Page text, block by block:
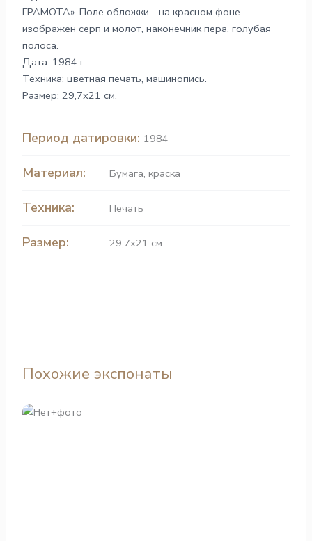
ГРАМОТА». Поле обложки - на красном фоне
изображен серп и молот, наконечник пера, голубая
полоса.
Дата: 1984 г.
Техника: цветная печать, машинопись.
Размер: 29,7х21 см.
Период датировки: 1984
Материал: Бумага,краска
Техника: Печать
Размер: 29,7х21 см
Похожие экспонаты